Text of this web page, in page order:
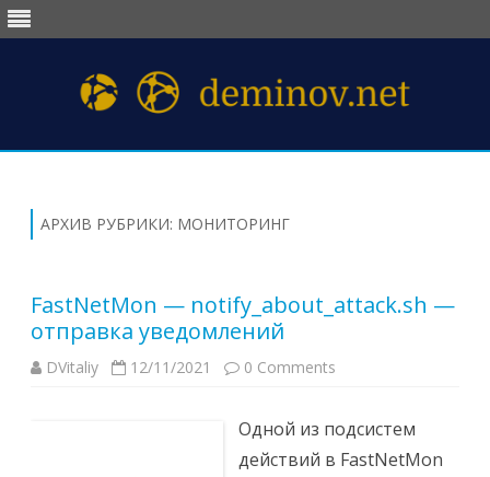
АРХИВ РУБРИКИ: МОНИТОРИНГ
FastNetMon — notify_about_attack.sh —
отправка уведомлений
DVitaliy 12/11/2021 0 Comments
Одной из подсистем
действий в FastNetMon